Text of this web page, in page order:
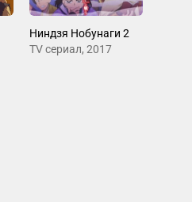
Ниндзя Нобунаги 2
ТV сериал, 2017